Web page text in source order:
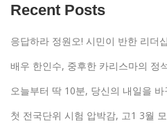
Recent Posts
응답하라 정원오! 시민이 반한 리더십
배우 한인수, 중후한 카리스마의 정
오늘부터 딱 10분, 당신의 내일을
첫 전국단위 시험 압박감, 고1 3월